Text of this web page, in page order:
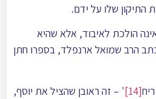
התיקון שלו על ידם.
הולכת לאיבוד, אלא שהיא
הרב שמואל ארנפלד, בספרו חתן
[14]
' – זה ראובן שהציל את יוסף,